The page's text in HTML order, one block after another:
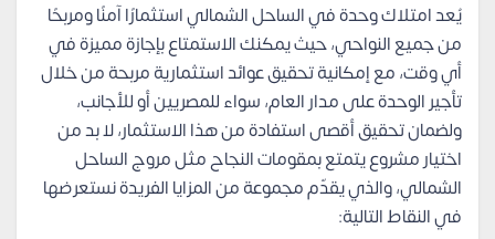
يُعد امتلاك وحدة في الساحل الشمالي استثمارًا آمنًا ومربحًا
من جميع النواحي، حيث يمكنك الاستمتاع بإجازة مميزة في
أي وقت، مع إمكانية تحقيق عوائد استثمارية مربحة من خلال
تأجير الوحدة على مدار العام، سواء للمصريين أو للأجانب،
ولضمان تحقيق أقصى استفادة من هذا الاستثمار، لا بد من
اختيار مشروع يتمتع بمقومات النجاح مثل مروج الساحل
الشمالي، والذي يقدّم مجموعة من المزايا الفريدة نستعرضها
في النقاط التالية: